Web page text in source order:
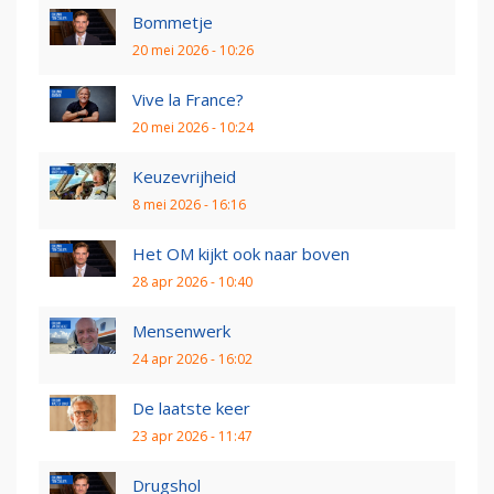
Bommetje
20 mei 2026 - 10:26
Vive la France?
20 mei 2026 - 10:24
Keuzevrijheid
8 mei 2026 - 16:16
Het OM kijkt ook naar boven
28 apr 2026 - 10:40
Mensenwerk
24 apr 2026 - 16:02
De laatste keer
23 apr 2026 - 11:47
Drugshol